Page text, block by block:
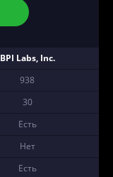
BPI Labs, Inc.
938
30
Есть
Нет
Есть